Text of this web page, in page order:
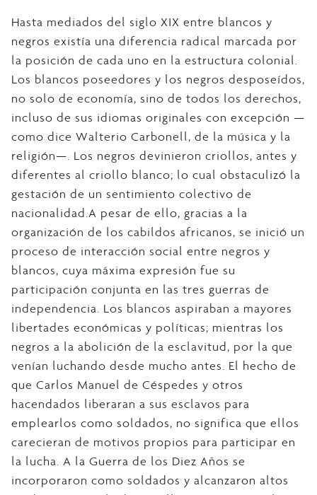
Hasta mediados del siglo XIX entre blancos y
negros existía una diferencia radical marcada por
la posición de cada uno en la estructura colonial.
Los blancos poseedores y los negros desposeídos,
no solo de economía, sino de todos los derechos,
incluso de sus idiomas originales con excepción —
como dice Walterio Carbonell, de la música y la
religión—. Los negros devinieron criollos, antes y
diferentes al criollo blanco; lo cual obstaculizó la
gestación de un sentimiento colectivo de
nacionalidad.A pesar de ello, gracias a la
organización de los cabildos africanos, se inició un
proceso de interacción social entre negros y
blancos, cuya máxima expresión fue su
participación conjunta en las tres guerras de
independencia. Los blancos aspiraban a mayores
libertades económicas y políticas; mientras los
negros a la abolición de la esclavitud, por la que
venían luchando desde mucho antes. El hecho de
que Carlos Manuel de Céspedes y otros
hacendados liberaran a sus esclavos para
emplearlos como soldados, no significa que ellos
carecieran de motivos propios para participar en
la lucha. A la Guerra de los Diez Años se
incorporaron como soldados y alcanzaron altos